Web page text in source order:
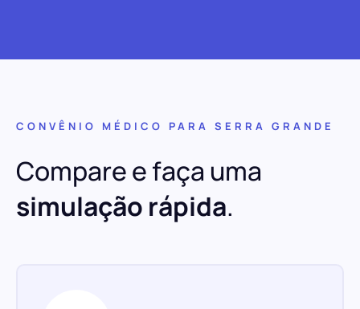
CONVÊNIO MÉDICO PARA SERRA GRANDE
Compare e faça uma
simulação rápida.